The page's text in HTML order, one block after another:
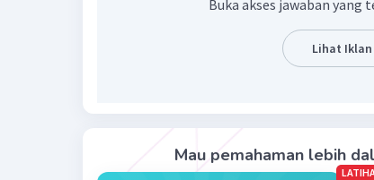
= √4.3 + √25.2 – √16.3 – √36.2
= 2√3 + 5√2 – 4√3 – 6√2
= 2√3 – 4√3 + 5√2 – 6√2
Beri Rating
Buka akses jawaban yang
Lihat Iklan
Mau pemahaman lebih